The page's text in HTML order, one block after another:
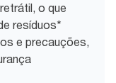
o que
resíduos*
e precauções,